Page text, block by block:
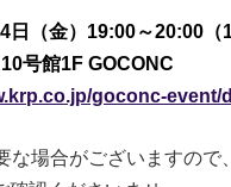
日（金）19:00～20:00（
号館1F GOCONC
goconc-event/
場合がございますので、